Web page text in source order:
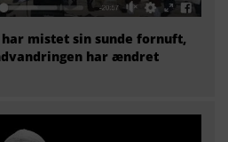
mistet sin sunde fornuft,
har ændret